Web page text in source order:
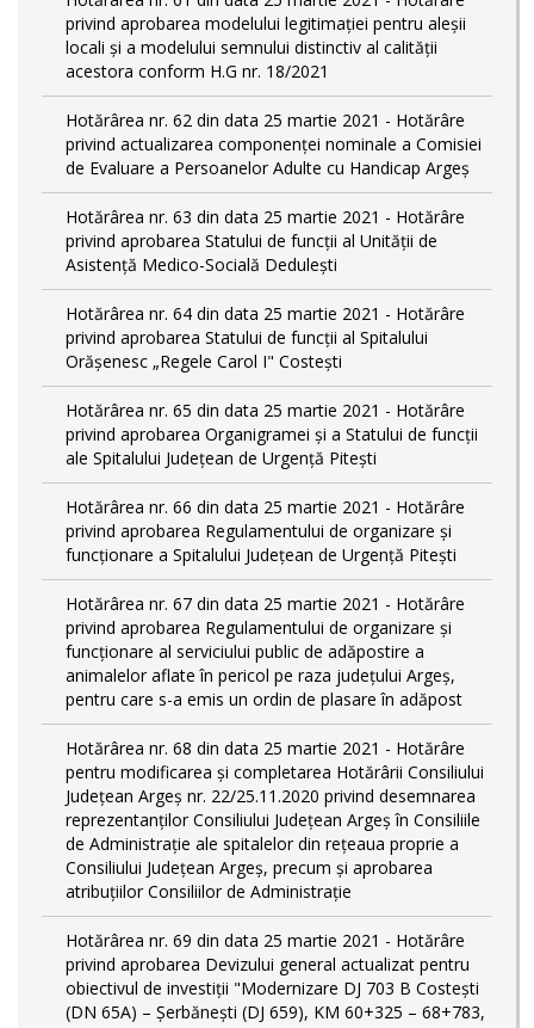
privind aprobarea modelului legitimaţiei pentru aleşii
locali şi a modelului semnului distinctiv al calităţii
acestora conform H.G nr. 18/2021
Hotărârea nr. 62 din data 25 martie 2021 - Hotărâre
privind actualizarea componenței nominale a Comisiei
de Evaluare a Persoanelor Adulte cu Handicap Argeș
Hotărârea nr. 63 din data 25 martie 2021 - Hotărâre
privind aprobarea Statului de funcții al Unității de
Asistență Medico-Socială Dedulești
Hotărârea nr. 64 din data 25 martie 2021 - Hotărâre
privind aprobarea Statului de funcţii al Spitalului
Orășenesc „Regele Carol I" Costești
Hotărârea nr. 65 din data 25 martie 2021 - Hotărâre
privind aprobarea Organigramei și a Statului de funcții
ale Spitalului Județean de Urgență Pitești
Hotărârea nr. 66 din data 25 martie 2021 - Hotărâre
privind aprobarea Regulamentului de organizare și
funcționare a Spitalului Județean de Urgență Pitești
Hotărârea nr. 67 din data 25 martie 2021 - Hotărâre
privind aprobarea Regulamentului de organizare și
funcționare al serviciului public de adăpostire a
animalelor aflate în pericol pe raza județului Argeș,
pentru care s-a emis un ordin de plasare în adăpost
Hotărârea nr. 68 din data 25 martie 2021 - Hotărâre
pentru modificarea și completarea Hotărârii Consiliului
Judeţean Argeş nr. 22/25.11.2020 privind desemnarea
reprezentanților Consiliului Județean Argeș în Consiliile
de Administrație ale spitalelor din rețeaua proprie a
Consiliului Județean Argeș, precum și aprobarea
atribuțiilor Consiliilor de Administrație
Hotărârea nr. 69 din data 25 martie 2021 - Hotărâre
privind aprobarea Devizului general actualizat pentru
obiectivul de investiţii "Modernizare DJ 703 B Costeşti
(DN 65A) – Şerbăneşti (DJ 659), KM 60+325 – 68+783,